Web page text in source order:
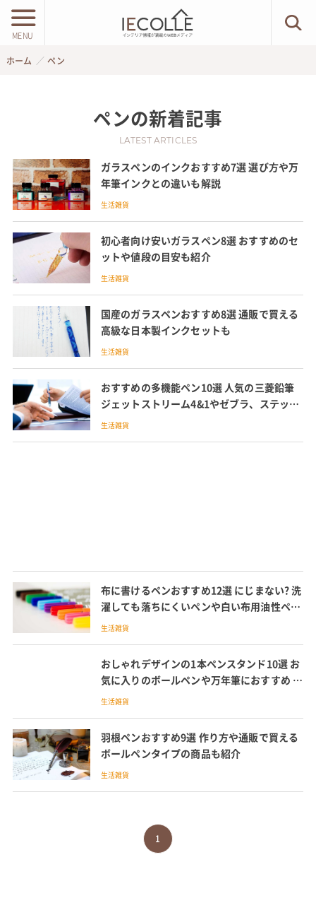
MENU
ホーム ペン
ペンの新着記事
LATEST ARTICLES
ガラスペンのインクおすすめ7選 選び方や万
年筆インクとの違いも解説
生活雑貨
初心者向け安いガラスペン8選 おすすめのセ
ットや値段の目安も紹介
生活雑貨
国産のガラスペンおすすめ8選 通販で買える
高級な日本製インクセットも
生活雑貨
おすすめの多機能ペン10選 人気の三菱鉛筆
ジェットストリーム4&1やゼブラ、ステッド
ラーなどの多機能ペンも紹介
生活雑貨
布に書けるペンおすすめ12選 にじまない? 洗
濯しても落ちにくいペンや白い布用油性ペン
も
生活雑貨
おしゃれデザインの1本ペンスタンド10選 お
気に入りのボールペンや万年筆におすすめ ペ
ン立てセットも
生活雑貨
羽根ペンおすすめ9選 作り方や通販で買える
ボールペンタイプの商品も紹介
生活雑貨
1